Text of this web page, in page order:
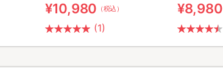
¥10,980 （税込）
(1)
¥8,980